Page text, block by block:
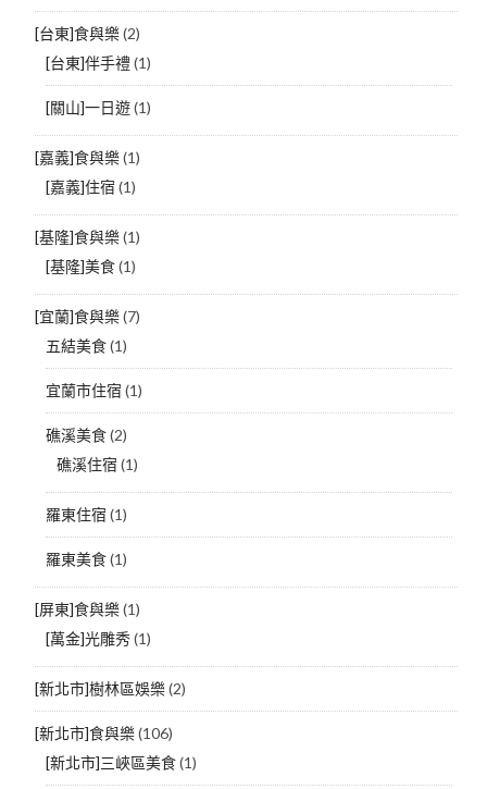
[台東]食與樂(2)
[台東]伴手禮(1)
[關山]一日遊(1)
[嘉義]食與樂(1)
[嘉義]住宿 (1)
[基隆]食與樂(1)
[基隆]美食(1)
[宜蘭]食與樂(7)
五結美食(1)
宜蘭市住宿 (1)
礁溪美食(2)
礁溪住宿 (1)
羅東住宿 (1)
羅東美食(1)
[屏東]食與樂(1)
[萬金]光雕秀(1)
[新北市]樹林區娛樂(2)
[新北市]食與樂(106)
[新北市]三峽區美食(1)